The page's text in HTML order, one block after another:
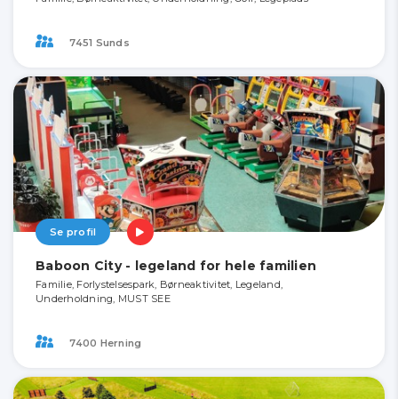
7451 Sunds
Se profil
Baboon City - legeland for hele familien
Familie, Forlystelsespark, Børneaktivitet, Legeland,
Underholdning, MUST SEE
7400 Herning